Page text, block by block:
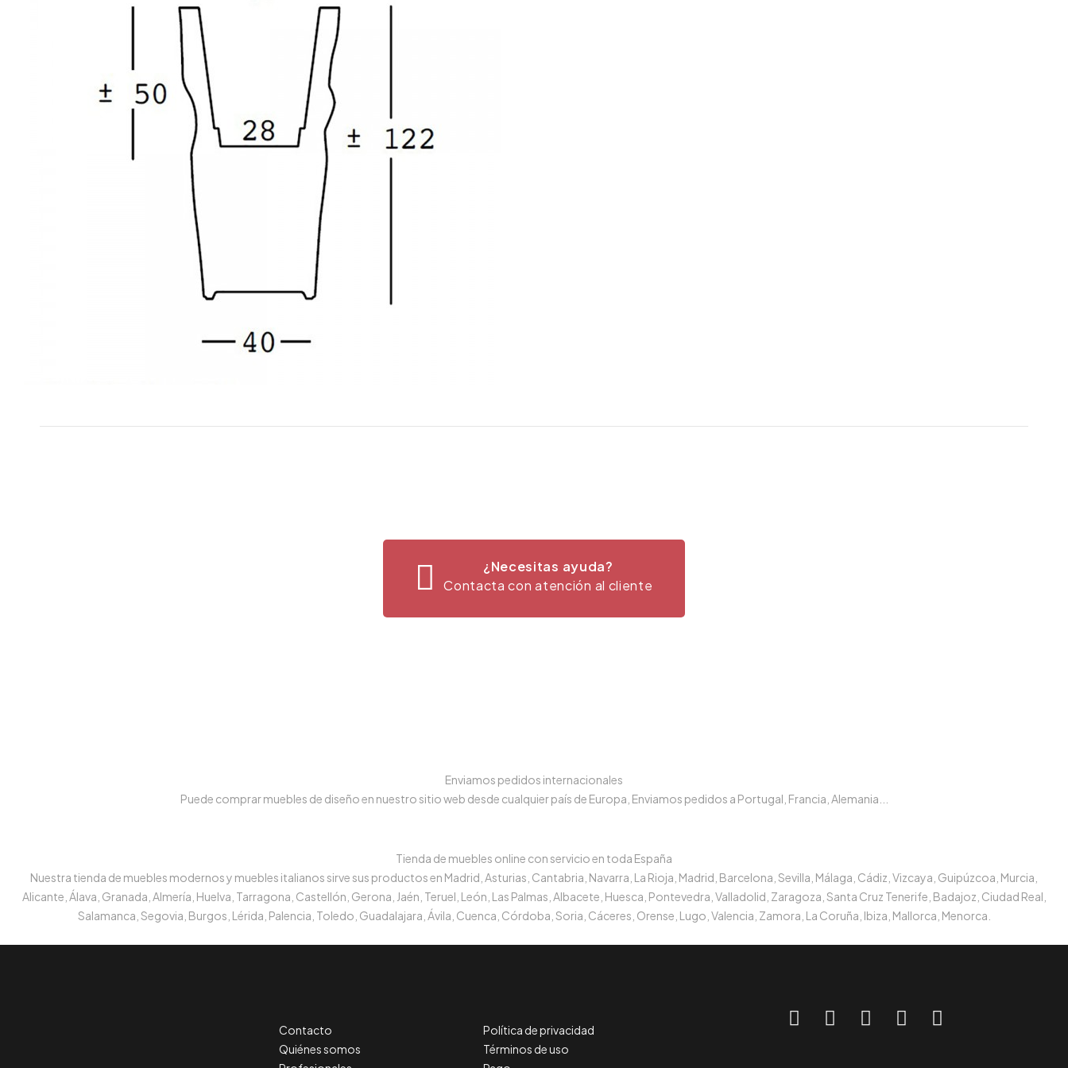
¿Necesitas ayuda?
Contacta con atención al cliente
Enviamos pedidos internacionales
Puede comprar muebles de diseño en nuestro sitio web desde cualquier país de Europa, Enviamos pedidos a Portugal, Francia, Alemania...
Tienda de muebles online con servicio en toda España
Nuestra tienda de muebles modernos y muebles italianos sirve sus productos en Madrid, Asturias, Cantabria, Navarra, La Rioja, Madrid, Barcelona, Sevilla, Málaga, Cádiz, Vizcaya, Guipúzcoa, Murcia,
Alicante, Álava, Granada, Almería, Huelva, Tarragona, Castellón, Gerona, Jaén, Teruel, León, Las Palmas, Albacete, Huesca, Pontevedra, Valladolid, Zaragoza, Santa Cruz Tenerife, Badajoz, Ciudad Real,
Salamanca, Segovia, Burgos, Lérida, Palencia, Toledo, Guadalajara, Ávila, Cuenca, Córdoba, Soria, Cáceres, Orense, Lugo, Valencia, Zamora, La Coruña, Ibiza, Mallorca, Menorca.
Contacto
Quiénes somos
Política de privacidad
Términos de uso